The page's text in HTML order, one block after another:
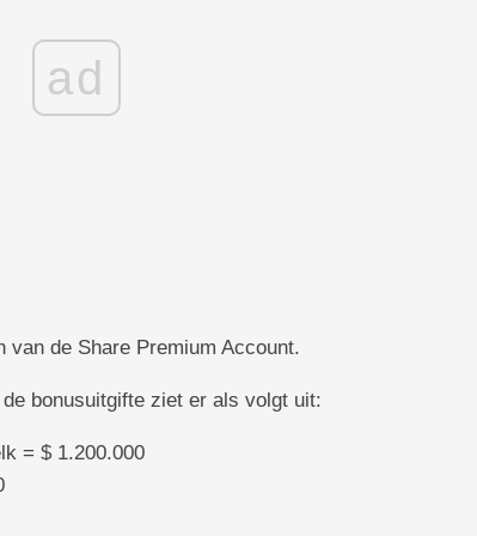
ad
van de Share Premium Account.
bonusuitgifte ziet er als volgt uit:
= $ 1.200.000